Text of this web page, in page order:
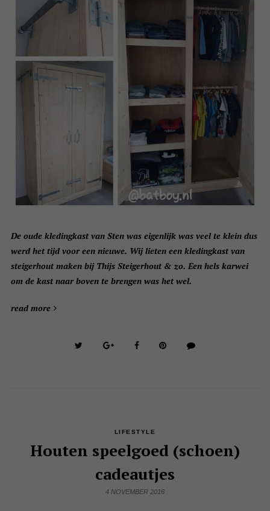
De oude kledingkast van Sten was eigenlijk was veel te klein dus
werd het tijd voor een nieuwe. Wij lieten een kledingkast van
steigerhout maken bij Thijs Steigerhout & zo. Een hels karwei
om de kast naar boven te brengen was het wel.
read more
LIFESTYLE
Houten speelgoed (schoen)
cadeautjes
4 NOVEMBER 2016